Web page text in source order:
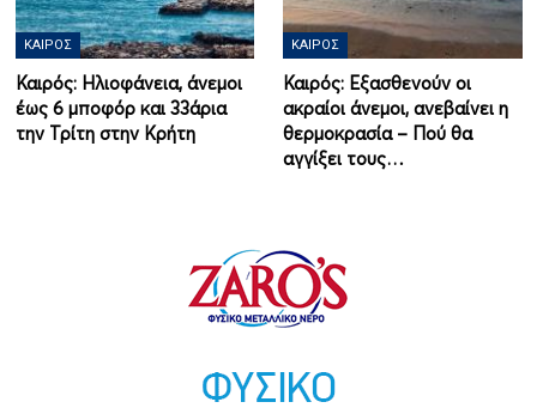
ΚΑΙΡΌΣ
Καιρός: Ηλιοφάνεια, άνεμοι
έως 6 μποφόρ και 33άρια
την Τρίτη στην Κρήτη
ΚΑΙΡΌΣ
Καιρός: Εξασθενούν οι
ακραίοι άνεμοι, ανεβαίνει η
θερμοκρασία – Πού θα
αγγίξει τους…